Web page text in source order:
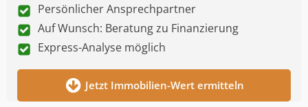
Persönlicher Ansprechpartner
Auf Wunsch: Beratung zu Finanzierung
Express-Analyse möglich
Jetzt Immobilien-Wert ermitteln